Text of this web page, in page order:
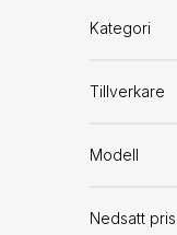
Kategori
Tillverkare
Modell
Nedsatt pris